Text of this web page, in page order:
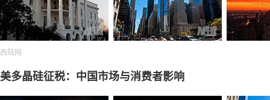
西陆网
美多晶硅征税：中国市场与消费者影响